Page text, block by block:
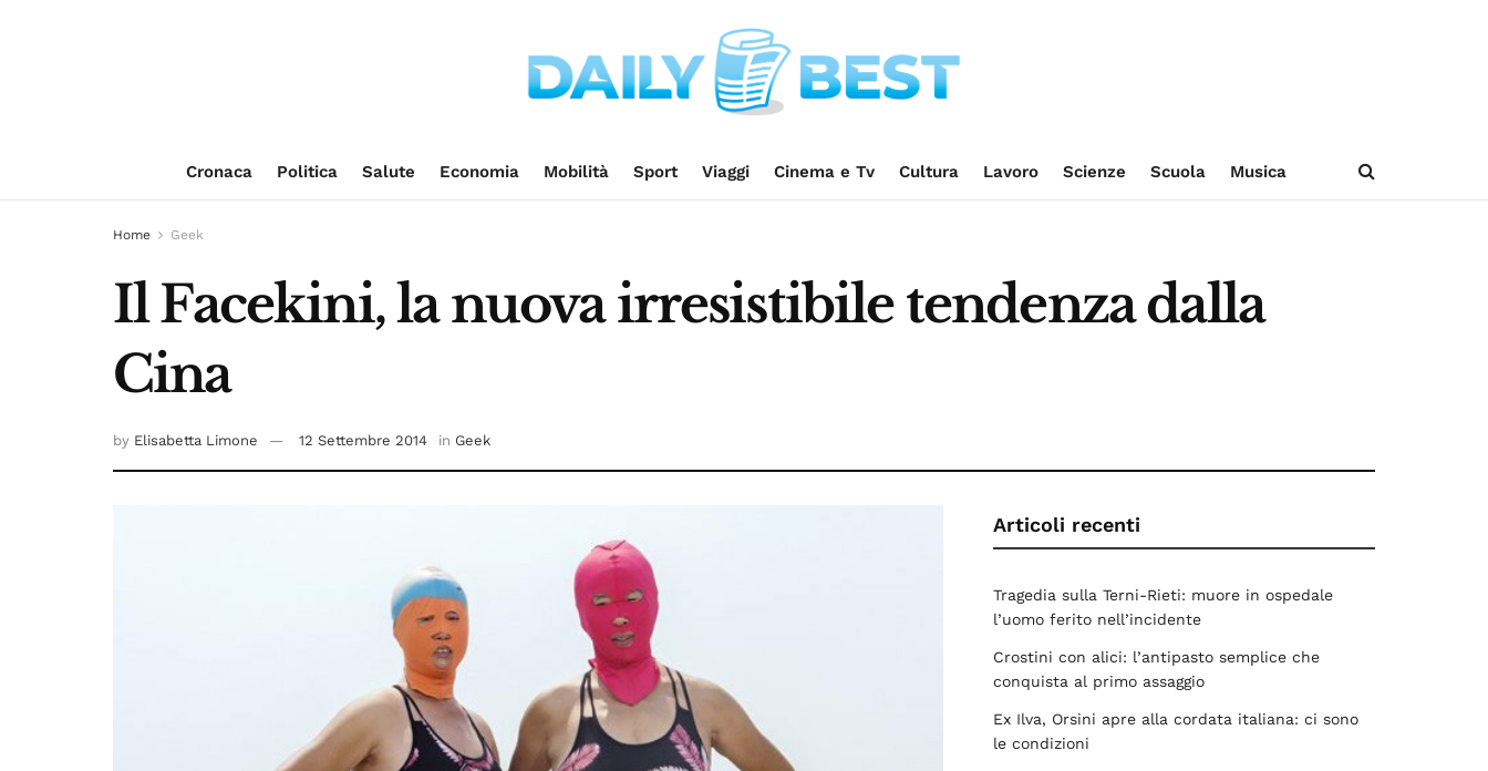
Cronaca Politica Salute Economia Mobilità Sport Viaggi Cinema e Tv Cultura Lavoro Scienze Scuola Musica
Home Geek
Il Facekini, la nuova irresistibile tendenza dalla
Cina
by Elisabetta Limone 12 Settembre 2014 in Geek
Articoli recenti
Tragedia sulla Terni-Rieti: muore in ospedale
l’uomo ferito nell’incidente
Crostini con alici: l’antipasto semplice che
conquista al primo assaggio
Ex Ilva, Orsini apre alla cordata italiana: ci sono
le condizioni